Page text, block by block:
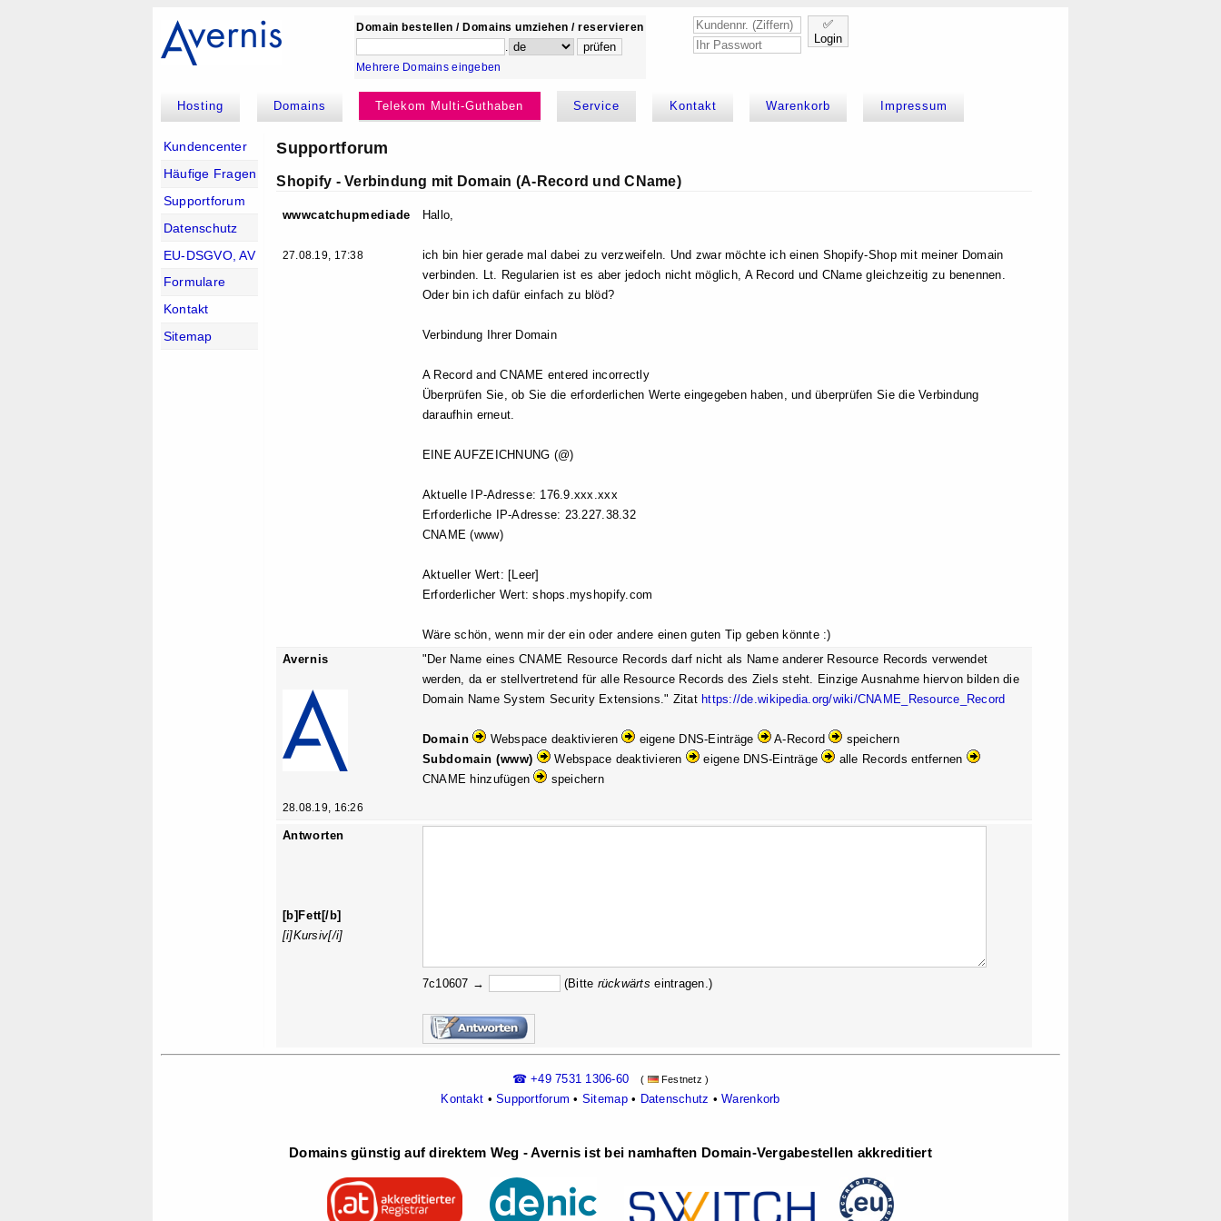
Domain bestellen / Domains umziehen / reservieren
.
Mehrere Domains eingeben
✅
Login
Hosting Domains Telekom Multi-Guthaben Service Kontakt Warenkorb Impressum
Kundencenter
Häufige Fragen
Supportforum
Datenschutz
EU-DSGVO, AV
Formulare
Kontakt
Sitemap
Supportforum
Shopify - Verbindung mit Domain (A-Record und CName)
wwwcatchupmediade
27.08.19, 17:38
Hallo,
ich bin hier gerade mal dabei zu verzweifeln. Und zwar möchte ich einen Shopify-Shop mit meiner Domain
verbinden. Lt. Regularien ist es aber jedoch nicht möglich, A Record und CName gleichzeitig zu benennen.
Oder bin ich dafür einfach zu blöd?
Verbindung Ihrer Domain
A Record and CNAME entered incorrectly
Überprüfen Sie, ob Sie die erforderlichen Werte eingegeben haben, und überprüfen Sie die Verbindung
daraufhin erneut.
EINE AUFZEICHNUNG (@)
Aktuelle IP-Adresse: 176.9.xxx.xxx
Erforderliche IP-Adresse: 23.227.38.32
CNAME (www)
Aktueller Wert: [Leer]
Erforderlicher Wert: shops.myshopify.com
Wäre schön, wenn mir der ein oder andere einen guten Tip geben könnte :)
Avernis
28.08.19, 16:26
"Der Name eines CNAME Resource Records darf nicht als Name anderer Resource Records verwendet
werden, da er stellvertretend für alle Resource Records des Ziels steht. Einzige Ausnahme hiervon bilden die
Domain Name System Security Extensions." Zitat https://de.wikipedia.org/wiki/CNAME_Resource_Record
Domain Webspace deaktivieren eigene DNS-Einträge A-Record
speichern
Subdomain (www)
Webspace deaktivieren eigene DNS-Einträge
alle Records entfernen
CNAME hinzufügen
speichern
Antworten
[b]Fett[/b]
[i]Kursiv[/i]
7c10607 → (Bitte rückwärts eintragen.)
☎ +49 7531 1306-60 ( Festnetz )
Kontakt •Supportforum • Sitemap• Datenschutz •Warenkorb
Domains günstig auf direktem Weg - Avernis ist bei namhaften Domain-Vergabestellen akkreditiert